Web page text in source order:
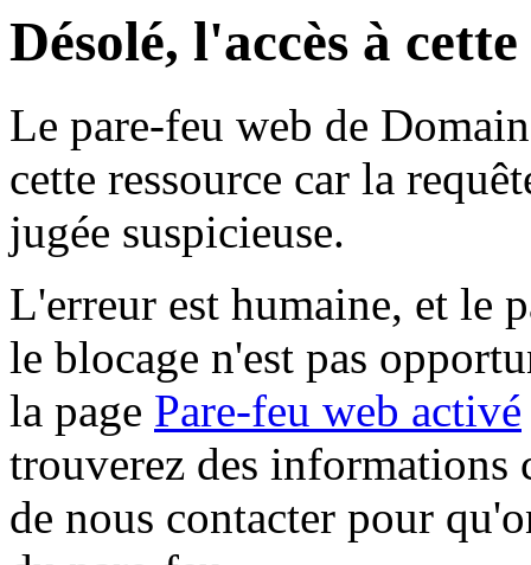
Désolé, l'accès à
Le pare-feu web de
cette ressource car la
jugée suspicieuse.
L'erreur est humaine, et le
le blocage n'est pas
la page Pare-feu web activé
trouverez des informations
de nous contacter pour